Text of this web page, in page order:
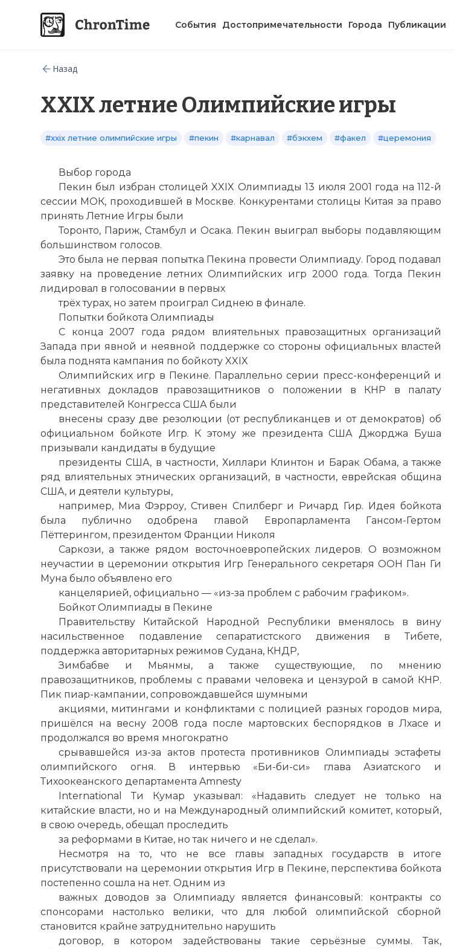
События Достопримечательности Города Публикации
Назад
XXIX летние Олимпийские игры
#xxix летние олимпийские игры #пекин #карнавал #бэкхем #факел #церемония
Выбор города
Пекин был избран столицей XXIX Олимпиады 13 июля 2001 года на 112-й
сессии МОК, проходившей в Москве. Конкурентами столицы Китая за право
принять Летние Игры были
Торонто, Париж, Стамбул и Осака. Пекин выиграл выборы подавляющим
большинством голосов.
Это была не первая попытка Пекина провести Олимпиаду. Город подавал
заявку на проведение летних Олимпийских игр 2000 года. Тогда Пекин
лидировал в голосовании в первых
трёх турах, но затем проиграл Сиднею в финале.
Попытки бойкота Олимпиады
С конца 2007 года рядом влиятельных правозащитных организаций
Запада при явной и неявной поддержке со стороны официальных властей
была поднята кампания по бойкоту XXIX
Олимпийских игр в Пекине. Параллельно серии пресс-конференций и
негативных докладов правозащитников о положении в КНР в палату
представителей Конгресса США были
внесены сразу две резолюции (от республиканцев и от демократов) об
официальном бойкоте Игр. К этому же президента США Джорджа Буша
призывали кандидаты в будущие
президенты США, в частности, Хиллари Клинтон и Барак Обама, а также
ряд влиятельных этнических организаций, в частности, еврейская община
США, и деятели культуры,
например, Миа Фэрроу, Стивен Спилберг и Ричард Гир. Идея бойкота
была публично одобрена главой Европарламента Гансом-Гертом
Пёттерингом, президентом Франции Николя
Саркози, а также рядом восточноевропейских лидеров. О возможном
неучастии в церемонии открытия Игр Генерального секретаря ООН Пан Ги
Муна было объявлено его
канцелярией, официально — «из-за проблем с рабочим графиком».
Бойкот Олимпиады в Пекине
Правительству Китайской Народной Республики вменялось в вину
насильственное подавление сепаратистского движения в Тибете,
поддержка авторитарных режимов Судана, КНДР,
Зимбабве и Мьянмы, а также существующие, по мнению
правозащитников, проблемы с правами человека и цензурой в самой КНР.
Пик пиар-кампании, сопровождавшейся шумными
акциями, митингами и конфликтами с полицией разных городов мира,
пришёлся на весну 2008 года после мартовских беспорядков в Лхасе и
продолжался во время многократно
срывавшейся из-за актов протеста противников Олимпиады эстафеты
олимпийского огня. В интервью «Би-би-си» глава Азиатского и
Тихоокеанского департамента Amnesty
International Ти Кумар указывал: «Надавить следует не только на
китайские власти, но и на Международный олимпийский комитет, который,
в свою очередь, обещал проследить
за реформами в Китае, но так ничего и не сделал».
Несмотря на то, что не все главы западных государств в итоге
присутствовали на церемонии открытия Игр в Пекине, перспектива бойкота
постепенно сошла на нет. Одним из
важных доводов за Олимпиаду является финансовый: контракты со
спонсорами настолько велики, что для любой олимпийской сборной
становится крайне затруднительно нарушить
договор, в котором задействованы такие серьёзные суммы. Так,